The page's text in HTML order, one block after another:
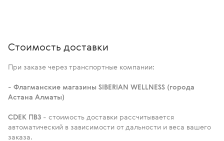
Стоимость доставки
При заказе через транспортные компании:
- Флагманские магазины SIBERIAN WELLNESS (города
Астана Алматы)
CDEK ПВЗ - стоимость доставки рассчитывается
автоматический в зависимости от дальности и веса вашего
заказа.